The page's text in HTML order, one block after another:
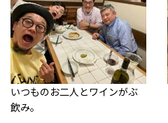
いつものお二人とワインがぶ
飲み。